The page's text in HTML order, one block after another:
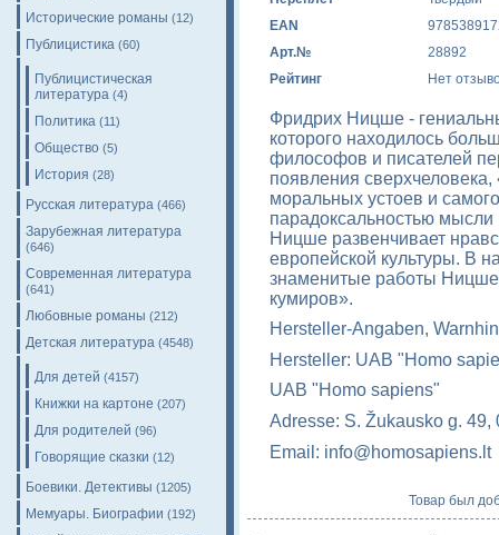
Исторические романы (12)
Публицистика (60)
Публицистическая
литература (4)
Политика (11)
Общество (5)
История (28)
Русская литература (466)
Зарубежная литература
(646)
Современная литература
(641)
Любовные романы (212)
Детская литература (4548)
Для детей (4157)
Книжки на картоне (207)
Для родителей (96)
Говорящие сказки (12)
Боевики. Детективы (1205)
Мемуары. Биографии (192)
EAN
Арт.№
28892
Рейтинг
Нет
Фридрих Ницше -
которого находилось
философов и писателей
появления
моральных устоев и
парадоксальностью мысли
Ницше развенчивает
европейской культуры. В
знаменитые работы
кумиров».
Hersteller-Angaben,
Hersteller: UAB "Homo
UAB "Homo sapiens"
Adresse: S. Žukausko g.
Email: info@homosapiens.lt
Товар был